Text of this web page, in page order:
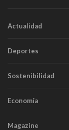
Actualidad
Deportes
Sostenibilidad
Economía
Magazine